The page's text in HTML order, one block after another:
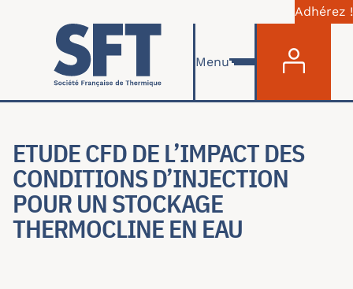
Aller au contenu principal
Adhérez !
Menu
ETUDE CFD DE L’IMPACT DES
CONDITIONS D’INJECTION
POUR UN STOCKAGE
THERMOCLINE EN EAU